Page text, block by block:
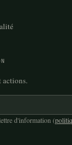
actions.
d'information (